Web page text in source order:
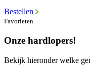
Bestellen
Favorieten
Onze hardlopers!
Bekijk hieronder welke